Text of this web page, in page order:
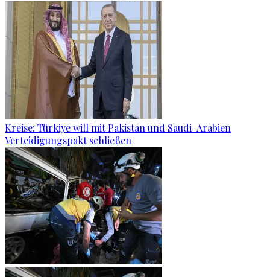
Kreise: Türkiye will mit Pakistan und Saudi-Arabien
Verteidigungspakt schließen